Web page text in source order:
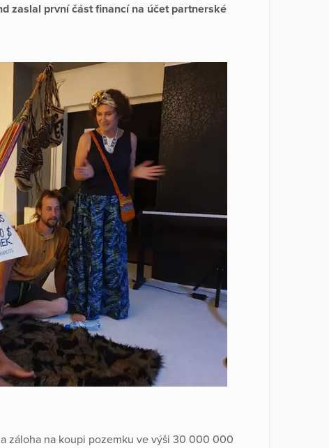
zaslal první část financí na účet partnerské
záloha na koupi pozemku ve výši 30 000 000